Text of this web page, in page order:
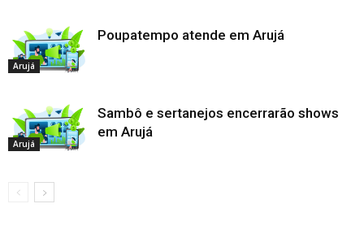
Arujá
Poupatempo atende em Arujá
Arujá
Sambô e sertanejos encerrarão shows
em Arujá